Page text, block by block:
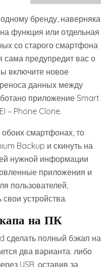
бренду, наверняка
функция или отдельная
со старого смартфона
сама предупредит вас о
включите новое
данных между
приложение Smart
– Phone Clone.
обоих смартфонах, то
Backup и скинуть на
нужной информации
приложения и
пользователей,
устройства.
на ПК
полный бэкап на
два варианта: либо
USB, оставив за